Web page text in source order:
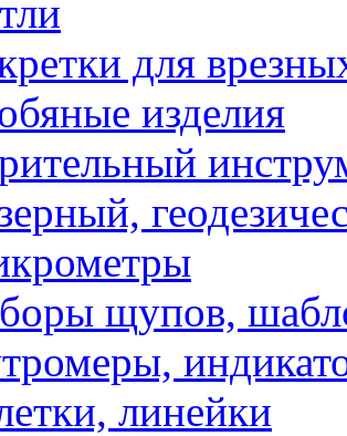
для
изделия
щупов,
линейки